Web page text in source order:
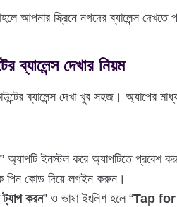
আপনার স্ক্রিনে নগদের ব্যালেন্স দেখতে
ব্যালেন্স দেখার নিয়ম
ব্যালেন্স দেখা খুব সহজ। অ্যাপের
” অ্যাপটি ইনস্টল করে অ্যাপটিতে প্রবেশ
পিন কোড দিয়ে লগইন করুন।
ট্যাপ করন” ও ভাষা ইংলিশ হলে “Tap